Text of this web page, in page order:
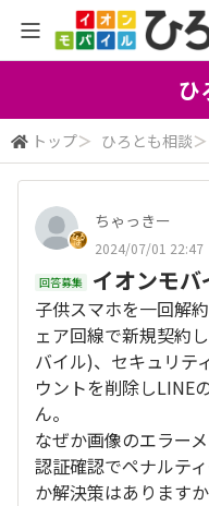
ひ
トップ＞ ひろとも相談＞
ちゃっきー
2024/07/01 22:47
回答募集 イオンモ
子供スマホを一回解
ェア回線で新規契約
バイル)、セキュリテ
ウントを削除しLINE
ん。
なぜか画像のエラー
認証確認でペナルテ
か解決策はあります